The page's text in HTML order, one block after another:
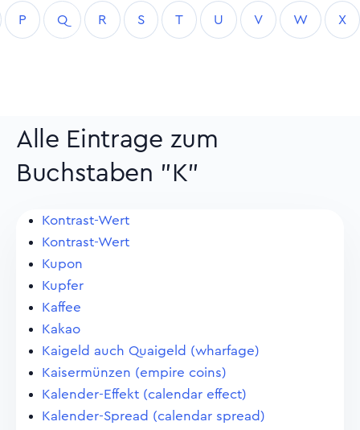
P Q R S T U V W X
Alle Eintrage zum
Buchstaben "K"
Kontrast-Wert
Kontrast-Wert
Kupon
Kupfer
Kaffee
Kakao
Kaigeld auch Quaigeld (wharfage)
Kaisermünzen (empire coins)
Kalender-Effekt (calendar effect)
Kalender-Spread (calendar spread)